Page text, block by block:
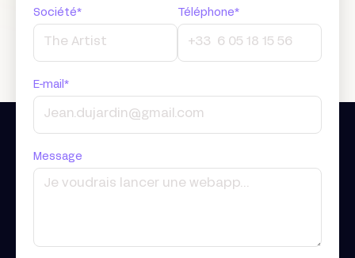
Société* Téléphone*
E-mail*
Message